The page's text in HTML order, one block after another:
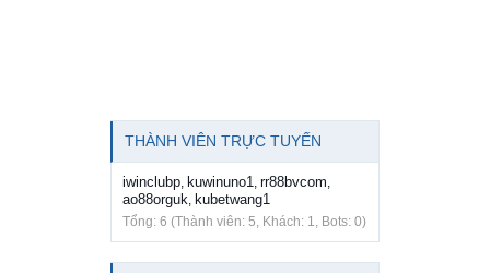
THÀNH VIÊN TRỰC TUYẾN
iwinclubp, kuwinuno1, rr88bvcom,
ao88orguk, kubetwang1
Tổng: 6 (Thành viên: 5, Khách: 1, Bots: 0)